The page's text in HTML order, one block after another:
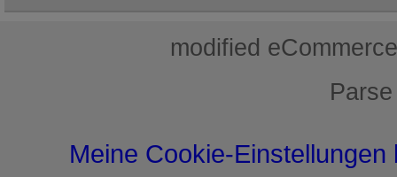
mod ified
Meine Cookie-